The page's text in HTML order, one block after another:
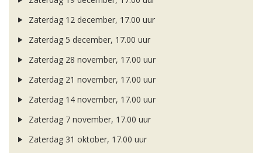
Zaterdag 12 december, 17.00 uur
Zaterdag 5 december, 17.00 uur
Zaterdag 28 november, 17.00 uur
Zaterdag 21 november, 17.00 uur
Zaterdag 14 november, 17.00 uur
Zaterdag 7 november, 17.00 uur
Zaterdag 31 oktober, 17.00 uur